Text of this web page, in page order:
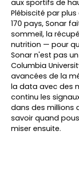
aux sportifs de
Plébiscité par
170 pays, Sonar
sommeil, la
nutrition — pour
Sonar n'est pas
Columbia
avancées de la
la data avec des
continu les
dans des millions
savoir quand
miser ensuite.